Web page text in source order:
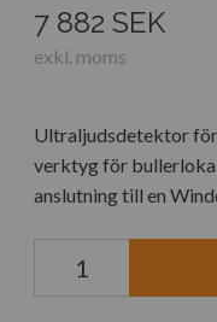
7 882 SEK
exkl. moms
Ultraljudsdetektor
verktyg för
anslutning till en